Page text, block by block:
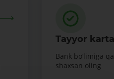
Tayyor
Bank bo‘limiga
shaxsan oling